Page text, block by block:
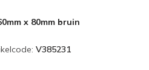
x 80mm bruin
V385231